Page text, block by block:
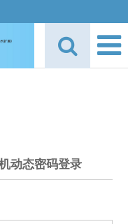
动态密码登录